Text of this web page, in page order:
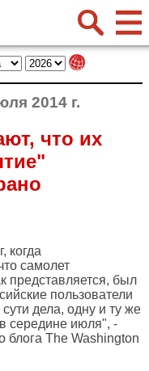
2014 г.
что их
когда
самолет
представляется, был
пользователи
дела, одну и ту же
в середине июля", -
блога The Washington